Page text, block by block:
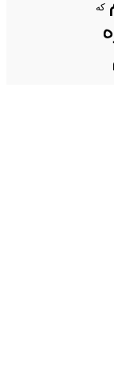
که